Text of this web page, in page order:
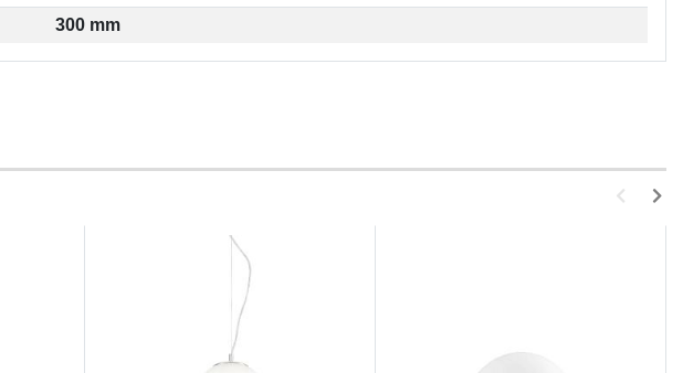
300 mm